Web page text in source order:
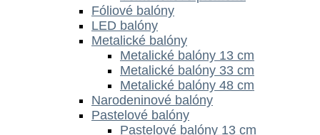
Fóliové balóny
LED balóny
Metalické balóny
Metalické balóny 13 cm
Metalické balóny 33 cm
Metalické balóny 48 cm
Narodeninové balóny
Pastelové balóny
Pastelové balóny 13 cm